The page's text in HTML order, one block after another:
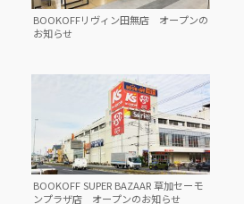
BOOKOFFリヴィン田無店 オープンの
お知らせ
BOOKOFF SUPER BAZAAR 草加セーモ
ンプラザ店 オープンのお知らせ